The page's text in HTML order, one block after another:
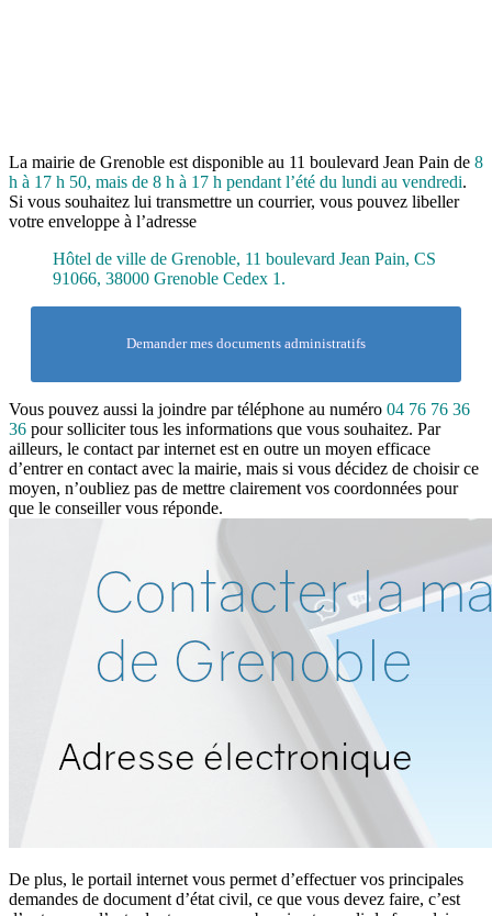
La mairie de Grenoble est disponible au 11 boulevard Jean Pain de 8
h à 17 h 50, mais de 8 h à 17 h pendant l’été du lundi au vendredi.
Si vous souhaitez lui transmettre un courrier, vous pouvez libeller
votre enveloppe à l’adresse
Hôtel de ville de Grenoble, 11 boulevard Jean Pain, CS
91066, 38000 Grenoble Cedex 1.
Demander mes documents administratifs
Vous pouvez aussi la joindre par téléphone au numéro 04 76 76 36
36 pour solliciter tous les informations que vous souhaitez. Par
ailleurs, le contact par internet est en outre un moyen efficace
d’entrer en contact avec la mairie, mais si vous décidez de choisir ce
moyen, n’oubliez pas de mettre clairement vos coordonnées pour
que le conseiller vous réponde.
De plus, le portail internet vous permet d’effectuer vos principales
demandes de document d’état civil, ce que vous devez faire, c’est